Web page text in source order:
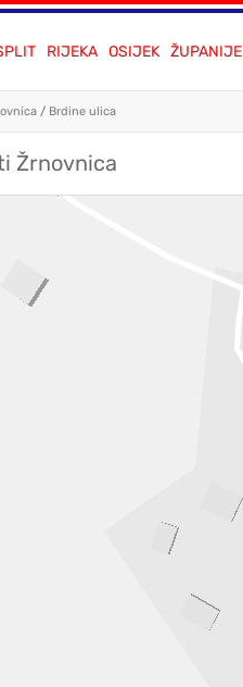
RIJEKA OSIJEK ŽUPANIJE
/ Brdine ulica
Žrnovnica